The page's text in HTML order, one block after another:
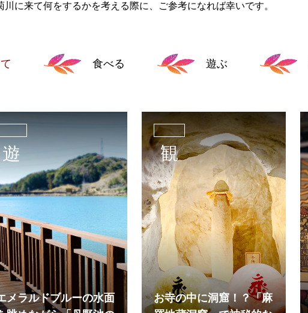
川に来て何をするかを考える際に、ご参考になれば幸いです。
食べる 遊ぶ
メラルドブルーの水面
お寺の中に洞窟！？「麻